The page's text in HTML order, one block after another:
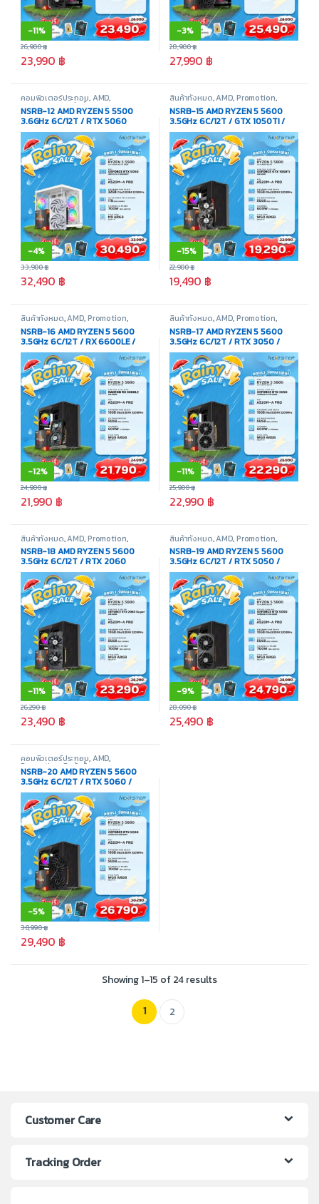
-11%
23,990 ฿
26,900฿
-3%
27,990 ฿
28,900฿
คอมพิวเตอร์ประกอบ,AMD,
Promotion,สินค้าทั้งหมด
NSRB-12 AMD RYZEN 5 5500
3.6GHz 6C/12T / RTX 5060
WHITE / 32GB DDR4 3200MHz /
M.2 1TB
-4%
32,490 ฿
33,900฿
สินค้าทั้งหมด,AMD,Promotion,
คอมพิวเตอร์ประกอบ
NSRB-15 AMD RYZEN 5 5600
3.5GHz 6C/12T / GTX 1050TI /
16GB DDR4 3200MHz / M.2
512GB
-15%
19,490 ฿
22,900฿
สินค้าทั้งหมด,AMD,Promotion,
คอมพิวเตอร์ประกอบ
NSRB-16 AMD RYZEN 5 5600
3.5GHz 6C/12T / RX 6600LE /
16GB DDR4 3200MHz / M.2
512GB
-12%
21,990 ฿
24,900฿
สินค้าทั้งหมด,AMD,Promotion,
คอมพิวเตอร์ประกอบ
NSRB-17 AMD RYZEN 5 5600
3.5GHz 6C/12T / RTX 3050 /
16GB DDR4 3200MHz / M.2
512GB
-11%
22,990 ฿
25,900฿
สินค้าทั้งหมด,AMD,Promotion,
คอมพิวเตอร์ประกอบ
NSRB-18 AMD RYZEN 5 5600
3.5GHz 6C/12T / RTX 2060
SUPER / 16GB DDR4 3200MHz /
M.2 512GB
-11%
23,490 ฿
26,290฿
สินค้าทั้งหมด,AMD,Promotion,
คอมพิวเตอร์ประกอบ
NSRB-19 AMD RYZEN 5 5600
3.5GHz 6C/12T / RTX 5050 /
16GB DDR4 3200MHz / M.2
512GB
-9%
25,490 ฿
28,090฿
คอมพิวเตอร์ประกอบ,AMD,
Promotion ,สินค้าทั้งหมด
NSRB-20 AMD RYZEN 5 5600
3.5GHz 6C/12T / RTX 5060 /
16GB DDR4 3200MHz / M.2
512GB
-5%
29,490 ฿
30,990฿
Showing 1–15 of 24 results
1 2
Customer Care
Tracking Order